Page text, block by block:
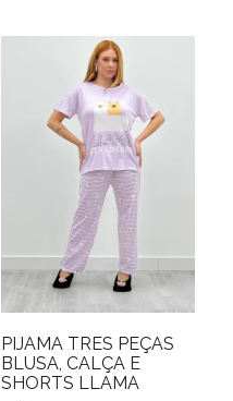
PIJAMA TRES PEÇAS
BLUSA, CALÇA E
SHORTS LLAMA